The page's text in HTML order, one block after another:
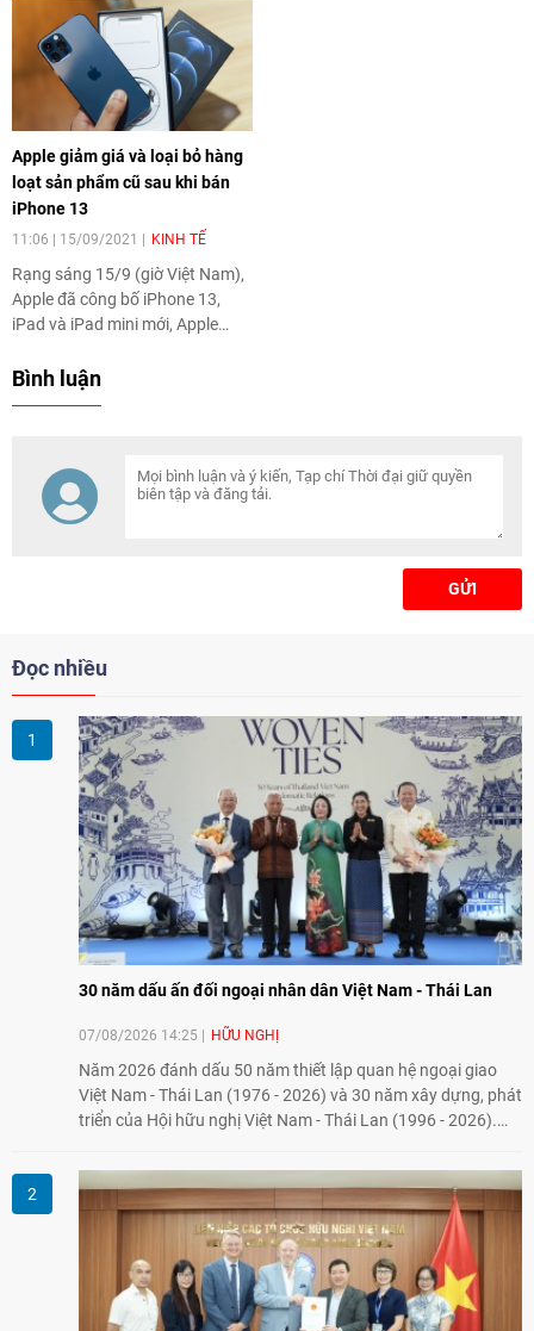
Apple giảm giá và loại bỏ hàng
loạt sản phẩm cũ sau khi bán
iPhone 13
11:06 | 15/09/2021 KINH TẾ
Rạng sáng 15/9 (giờ Việt Nam),
Apple đã công bố iPhone 13,
iPad và iPad mini mới, Apple
hãng này cũng giảm giá hoặc
Bình luận
GỬI
Đọc nhiều
30 năm dấu ấn đối ngoại nhân dân Việt Nam - Thái Lan
07/08/2026 14:25 HỮU NGHỊ
Năm 2026 đánh dấu 50 năm thiết lập quan hệ ngoại giao
Việt Nam - Thái Lan (1976 - 2026) và 30 năm xây dựng, phát
triển của Hội hữu nghị Việt Nam - Thái Lan (1996 - 2026).
tình hữu nghị, đồng thời từng bước mở rộng hoạt động từ
giao lưu truyền thống sang kết nối địa phương, doanh
nghiệp, giáo dục, văn hóa và thế hệ trẻ, góp phần tăng
cường sự hiểu biết và hợp tác giữa nhân dân hai nước.